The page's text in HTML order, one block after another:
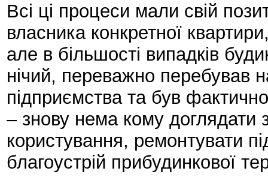
Всі ці процеси мали свій
власника конкретної
але в більшості випадків
нічий, переважно перебував
підприємства та був
– знову нема кому доглядати
користування, ремонтувати
благоустрій прибудинкової